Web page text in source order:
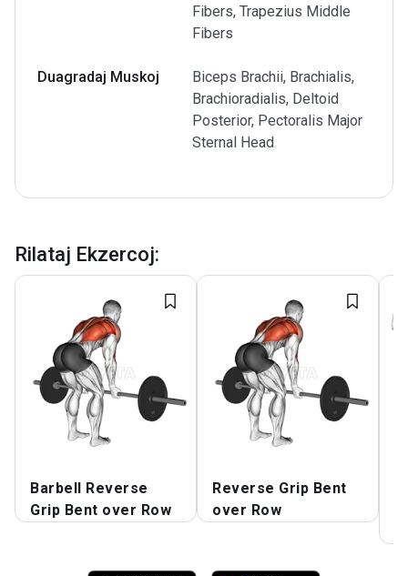
Fibers, Trapezius Middle
Fibers
Duagradaj Muskoj
Biceps Brachii, Brachialis,
Brachioradialis, Deltoid
Posterior, Pectoralis Major
Sternal Head
Rilataj Ekzercoj:
Barbell Reverse
Grip Bent over Row
Reverse Grip Bent
over Row